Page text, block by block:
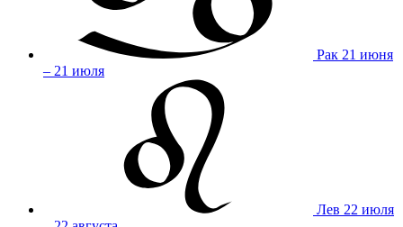
Рак 21 июня
– 21 июля
Лев 22 июля